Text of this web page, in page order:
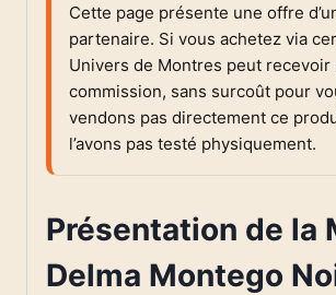
Cette page présente une offre
partenaire. Si vous achetez via
Univers de Montres peut recevoir
commission, sans surcoût pour
vendons pas directement ce
l’avons pas testé physiquement.
Présentation de la
Delma Montego